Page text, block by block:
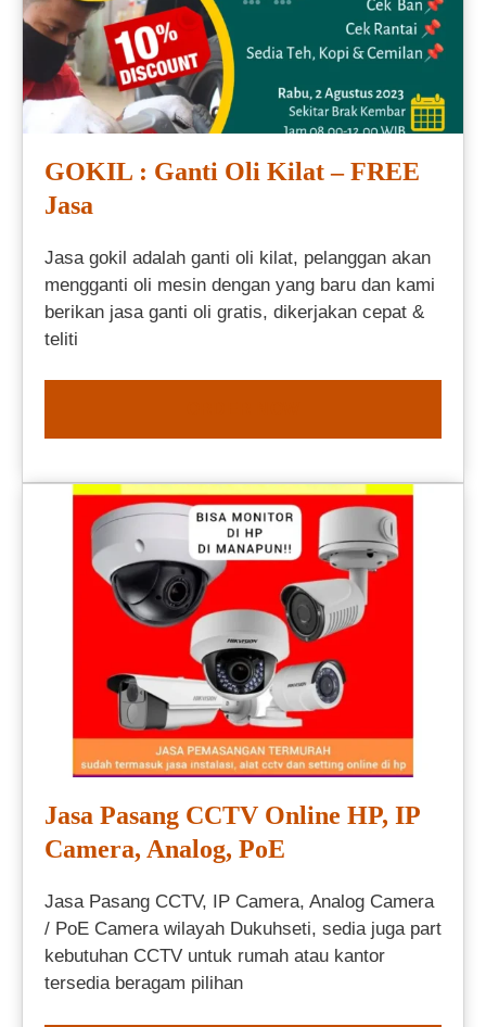
GOKIL : Ganti Oli Kilat – FREE
Jasa
Jasa gokil adalah ganti oli kilat, pelanggan akan
mengganti oli mesin dengan yang baru dan kami
berikan jasa ganti oli gratis, dikerjakan cepat &
teliti
Jasa Pasang CCTV Online HP, IP
Camera, Analog, PoE
Jasa Pasang CCTV, IP Camera, Analog Camera
/ PoE Camera wilayah Dukuhseti, sedia juga part
kebutuhan CCTV untuk rumah atau kantor
tersedia beragam pilihan